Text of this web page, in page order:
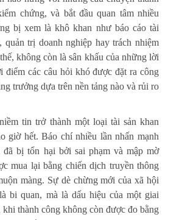
chứng, và bắt đầu quan tâm nhiều
bị xem là khô khan như báo cáo tài
quản trị doanh nghiệp hay trách nhiệm
không còn là sân khấu của những lời
điểm các câu hỏi khó được đặt ra công
trưởng dựa trên nền tảng nào và rủi ro
tin trở thành một loại tài sản khan
giờ hết. Báo chí nhiều lần nhấn mạnh
bị tổn hại bởi sai phạm và mập mờ
mua lại bằng chiến dịch truyền thông
màng. Sự dè chừng mới của xã hội
bi quan, mà là dấu hiệu của một giai
thành công không còn được đo bằng